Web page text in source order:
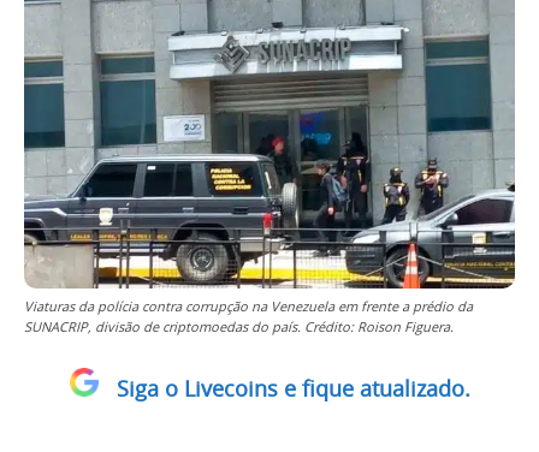
Viaturas da polícia contra corrupção na Venezuela em frente a prédio da
SUNACRIP, divisão de criptomoedas do país. Crédito: Roison Figuera.
Siga o Livecoins e fique atualizado.